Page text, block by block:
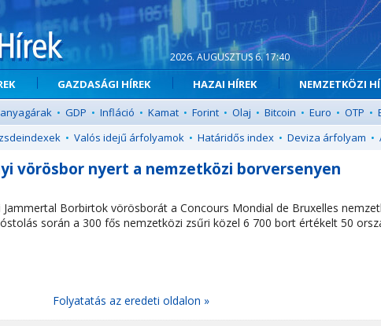
2026. AUGUSZTUS 6. 17:40
GAZDASÁGI HÍREK HAZAI HÍREK NEMZETKÖZI
• GDP • Infláció • Kamat • Forint • Olaj • Bitcoin • Euro • OTP •
• Valós idejű árfolyamok • Határidős index • Deviza árfolyam •
vörösbor nyert a nemzetközi borversenyen
Borbirtok vörösborát a Concours Mondial de Bruxelles
során a 300 fős nemzetközi zsűri közel 6 700 bort értékelt 50
Folyatatás az eredeti oldalon »